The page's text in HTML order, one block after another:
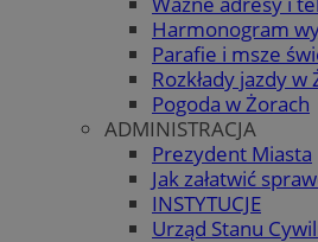
Harmonogram
Parafie i msze
Rozkłady jazdy w
Pogoda w Żorach
ADMINISTRACJA
Prezydent Miasta
Jak załatwić
INSTYTUCJE
Urząd Stanu